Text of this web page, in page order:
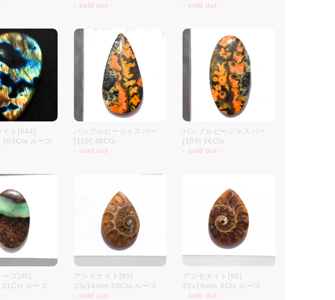
- sold out -
- sold out -
イト[644]
ルース
バンブルビージャスパー
[110] 48Cts
- sold out -
バンブルビージャスパー
[109] 36Cts
- sold out -
ーズ[45]
ルース
アンモナイト[99]
23x16mm 10Cts ルース
- sold out -
アンモナイト[95]
22x16mm 8Cts ルース
- sold out -